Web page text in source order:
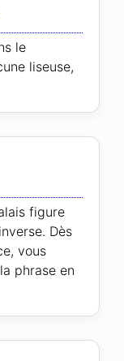
le
liseuse,
figure
Dès
vous
phrase en